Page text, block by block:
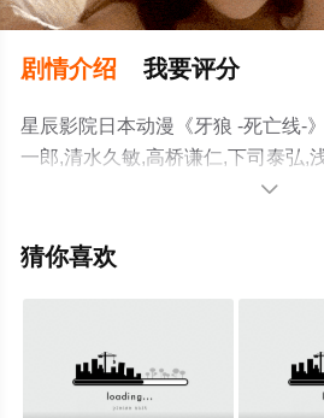
剧情介绍 我要评分
星辰影院日本动漫《牙狼 -死亡线-
一郎,清水久敏,高桥谦仁,下司泰弘,
道太,井之川慎太郎导演执导，关智
演员精彩演绎的日本动漫，大结局

猜你喜欢